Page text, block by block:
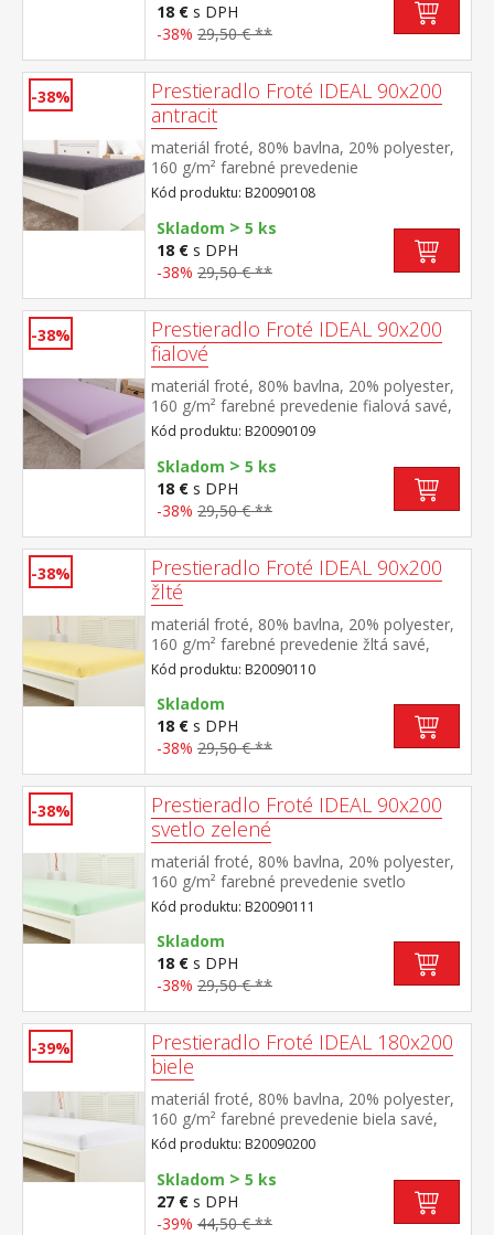
18 € s DPH
-38% 29,50 € **
-38%
Prestieradlo Froté IDEAL 90x200
antracit
materiál froté, 80% bavlna, 20% polyester,
160 g/m² farebné prevedenie
antracitová savé, odolné, stálofarebné,
obšité gumou pre matrace do výšky 25
cm prateľné do 40 °C
Kód produktu: B20090108
Skladom > 5 ks
18 € s DPH
-38% 29,50 € **
-38%
Prestieradlo Froté IDEAL 90x200
fialové
materiál froté, 80% bavlna, 20% polyester,
160 g/m² farebné prevedenie fialová savé,
odolné, stálofarebné, obšité gumou pre
matrace do výšky 25 cm prateľné do 40 °C
Kód produktu: B20090109
Skladom > 5 ks
18 € s DPH
-38% 29,50 € **
-38%
Prestieradlo Froté IDEAL 90x200
žlté
materiál froté, 80% bavlna, 20% polyester,
160 g/m² farebné prevedenie žltá savé,
odolné, stálofarebné, obšité gumou pre
matrace do výšky 25 cm prateľné do 40 °C
Kód produktu: B20090110
Skladom
18 € s DPH
-38% 29,50 € **
-38%
Prestieradlo Froté IDEAL 90x200
svetlo zelené
materiál froté, 80% bavlna, 20% polyester,
160 g/m² farebné prevedenie svetlo
zelená savé, odolné, stálofarebné, obšité
gumou pre matrace do výšky 25
cm prateľné do 40 °C
Kód produktu: B20090111
Skladom
18 € s DPH
-38% 29,50 € **
-39%
Prestieradlo Froté IDEAL 180x200
biele
materiál froté, 80% bavlna, 20% polyester,
160 g/m² farebné prevedenie biela savé,
odolné, stálofarebné, obšité gumou pre
matrace do výšky 25 cm prateľné do 40 °C
Kód produktu: B20090200
Skladom > 5 ks
27 € s DPH
-39% 44,50 € **